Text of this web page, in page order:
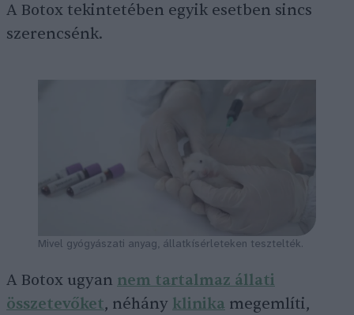
A Botox tekintetében egyik esetben sincs
szerencsénk.
Mivel gyógyászati anyag, állatkísérleteken tesztelték.
A Botox ugyan nem tartalmaz állati
összetevőket, néhány klinika megemlíti,